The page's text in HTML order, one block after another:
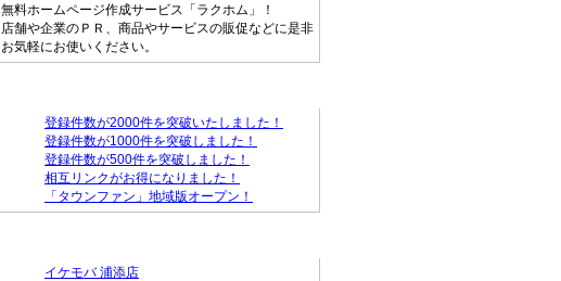
無料ホームページ作成サービス「ラクホム」！
店舗や企業のＰＲ、商品やサービスの販促などに是非
お気軽にお使いください。
登録件数が2000件を突破いたしました！
登録件数が1000件を突破しました！
登録件数が500件を突破しました！
相互リンクがお得になりました！
「タウンファン」地域版オープン！
イケモバ 浦添店